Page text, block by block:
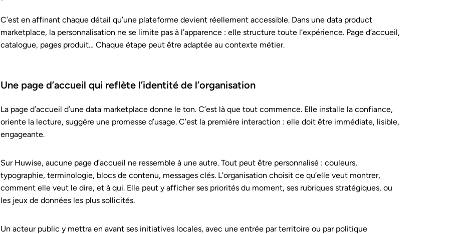
C’est en affinant chaque détail qu’une plateforme devient réellement accessible. Dans une data product
marketplace, la personnalisation ne se limite pas à l’apparence : elle structure toute l’expérience. Page d’accueil,
catalogue, pages produit… Chaque étape peut être adaptée au contexte métier.
Une page d’accueil qui reflète l’identité de l’organisation
La page d’accueil d’une data marketplace donne le ton. C’est là que tout commence. Elle installe la confiance,
oriente la lecture, suggère une promesse d’usage. C’est la première interaction : elle doit être immédiate, lisible,
engageante.
Sur Huwise, aucune page d’accueil ne ressemble à une autre. Tout peut être personnalisé : couleurs,
typographie, terminologie, blocs de contenu, messages clés. L’organisation choisit ce qu’elle veut montrer,
comment elle veut le dire, et à qui. Elle peut y afficher ses priorités du moment, ses rubriques stratégiques, ou
les jeux de données les plus sollicités.
Un acteur public y mettra en avant ses initiatives locales, avec une entrée par territoire ou par politique